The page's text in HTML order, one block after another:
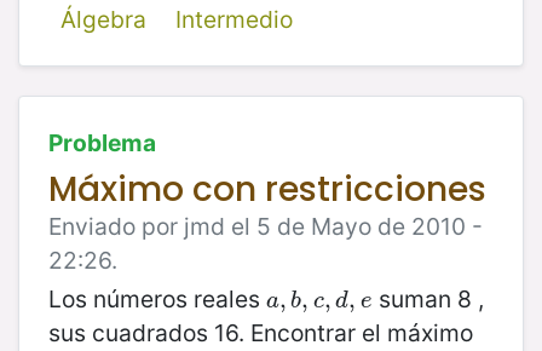
Álgebra
Intermedio
Problema
Máximo con restricciones
Enviado por jmd el 5 de Mayo de 2010 -
22:26.
Los números reales a, b, c, d, e
a,b,c,d,e
suman 8 ,
sus cuadrados 16. Encontrar el máximo